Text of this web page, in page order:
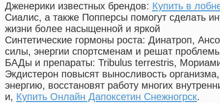
Дженерики известных брендов: Купить в
Сиалис, а также Попперсы помогут сделать
жизни более насыщенной и яркой
Синтетические гормоны роста: Динатроп,
силы, энергии спортсменам и решат
БАДы и препараты: Tribulus terrestris,
Экдистерон повысят выносливость
энергию, восстановят работу многих
и, Купить Онлайн Дапоксетин Снежногрск.